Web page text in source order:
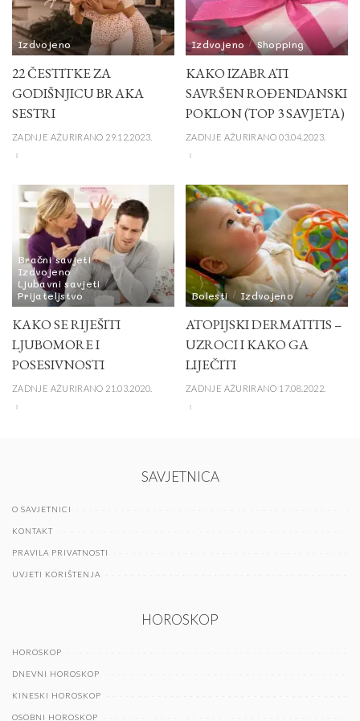
Izdvojeno
22 ČESTITKE ZA
GODIŠNJICU BRAKA
SESTRI
ZADNJE AŽURIRANO 29.12.2023.
Izdvojeno Shopping
KAKO IZABRATI
SAVRŠEN ROĐENDANSKI
POKLON (TOP 3 SAVJETA)
ZADNJE AŽURIRANO 03.04.2023.
Bračni savjeti
Izdvojeno
Ljubavni savjeti
Prijateljstvo
KAKO SE RIJEŠITI
LJUBOMORE I
POSESIVNOSTI
ZADNJE AŽURIRANO 21.03.2020.
Bolesti Izdvojeno
ATOPIJSKI DERMATITIS –
UZROCI I KAKO GA
LIJEČITI
ZADNJE AŽURIRANO 17.08.2022.
SAVJETNICA
O SAVJETNICI
KONTAKT
PRAVILA PRIVATNOSTI
UVJETI KORIŠTENJA
HOROSKOP
HOROSKOP
DNEVNI HOROSKOP
KINESKI HOROSKOP
OSOBNI HOROSKOP